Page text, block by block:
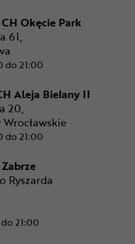
Rzeszów
Okęcie Park
61,
do 21:00
Warszawa - CH Okęcie
Aleja Bielany II
20,
do 21:00
Wrocław - CH Aleja
Ryszarda
21:00
Zabrze - M1 Zabrze